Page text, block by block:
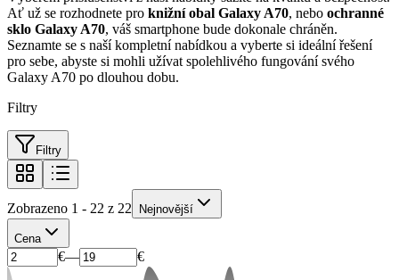
Ať už se rozhodnete pro knižní obal Galaxy A70, nebo ochranné
sklo Galaxy A70, váš smartphone bude dokonale chráněn.
Seznamte se s naší kompletní nabídkou a vyberte si ideální řešení
pro sebe, abyste si mohli užívat spolehlivého fungování svého
Galaxy A70 po dlouhou dobu.
Filtry
Filtry
Zobrazeno 1 - 22 z 22 Nejnovější
Cena
€— €